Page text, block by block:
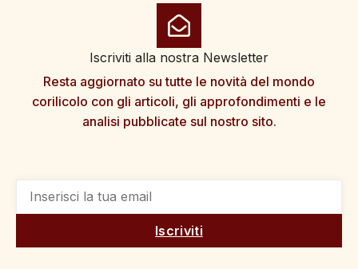
Iscriviti alla nostra Newsletter
Resta aggiornato su tutte le novità del mondo
corilicolo con gli articoli, gli approfondimenti e le
analisi pubblicate sul nostro sito.
Iscriviti